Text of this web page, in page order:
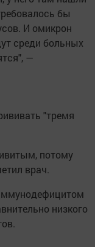
бы
И омикрон
среди больных
—
"тремя
потому
врач.
низкого